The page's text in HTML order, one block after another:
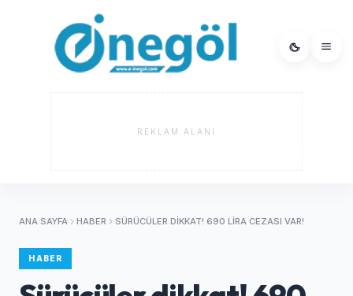
REKLAM ALANI
ANA SAYFA HABER SÜRÜCÜLER DIKKAT! 690 LIRA CEZASI VAR!
HABER